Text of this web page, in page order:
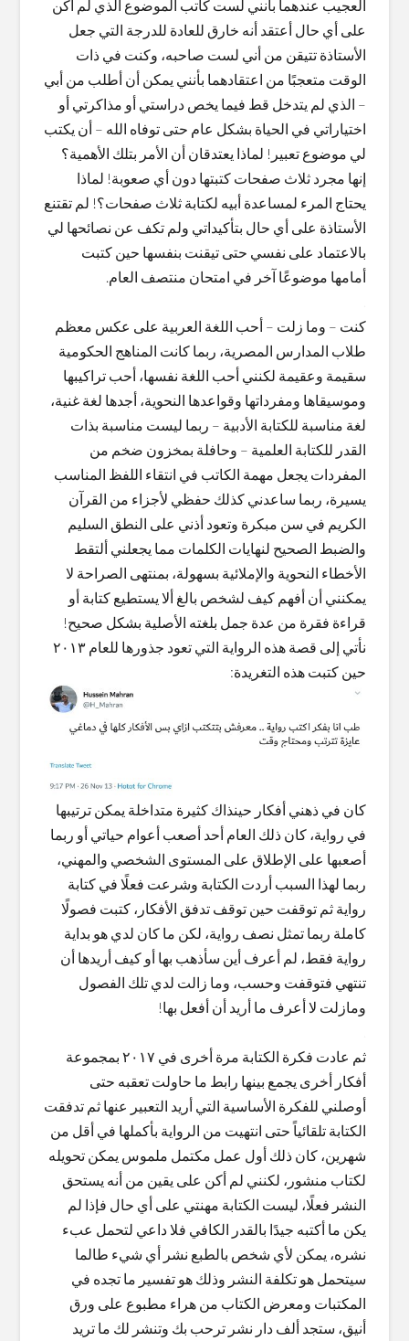
العجيب عندهما بأنني لست كاتب الموضوع الذي لم أكن
على أي حال أعتقد أنه خارق للعادة للدرجة التي جعل
الأستاذة تتيقن من أني لست صاحبه، وكنت في ذات
الوقت متعجبًا من اعتقادهما بأنني يمكن أن أطلب من أبي
– الذي لم يتدخل قط فيما يخص دراستي أو مذاكرتي أو
اختياراتي في الحياة بشكل عام حتى توفاه الله – أن يكتب
لي موضوع تعبير! لماذا يعتدقان أن الأمر بتلك الأهمية؟
إنها مجرد ثلاث صفحات كتبتها دون أي صعوبة! لماذا
يحتاج المرء لمساعدة أبيه لكتابة ثلاث صفحات؟! لم تقتنع
الأستاذة على أي حال بتأكيداتي ولم تكف عن نصائحها لي
بالاعتماد على نفسي حتى تيقنت بنفسها حين كتبت
أمامها موضوعًا آخر في امتحان منتصف العام.
كنت – وما زلت – أحب اللغة العربية على عكس معظم
طلاب المدارس المصرية، ربما كانت المناهج الحكومية
سقيمة وعقيمة لكنني أحب اللغة نفسها، أحب تراكيبها
وموسيقاها ومفرداتها وقواعدها النحوية، أجدها لغة غنية،
لغة مناسبة للكتابة الأدبية – ربما ليست مناسبة بذات
القدر للكتابة العلمية – وحافلة بمخزون ضخم من
المفردات يجعل مهمة الكاتب في انتقاء اللفظ المناسب
يسيرة، ربما ساعدني كذلك حفظي لأجزاء من القرآن
الكريم في سن مبكرة وتعود أذني على النطق السليم
والضبط الصحيح لنهايات الكلمات مما يجعلني ألتقط
الأخطاء النحوية والإملائية بسهولة، بمنتهى الصراحة لا
يمكنني أن أفهم كيف لشخص بالغ ألا يستطيع كتابة أو
قراءة فقرة من عدة جمل بلغته الأصلية بشكل صحيح!
نأتي إلى قصة هذه الرواية التي تعود جذورها للعام ٢٠١٣
حين كتبت هذه التغريدة:
كان في ذهني أفكار حينذاك كثيرة متداخلة يمكن ترتيبها
في رواية، كان ذلك العام أحد أصعب أعوام حياتي أو ربما
أصعبها على الإطلاق على المستوى الشخصي والمهني،
ربما لهذا السبب أردت الكتابة وشرعت فعلًا في كتابة
رواية ثم توقفت حين توقف تدفق الأفكار، كتبت فصولًا
كاملة ربما تمثل نصف رواية، لكن ما كان لدي هو بداية
رواية فقط، لم أعرف أين سأذهب بها أو كيف أريدها أن
تنتهي فتوقفت وحسب، وما زالت لدي تلك الفصول
ومازلت لا أعرف ما أريد أن أفعل بها!
ثم عادت فكرة الكتابة مرة أخرى في ٢٠١٧ بمجموعة
أفكار أخرى يجمع بينها رابط ما حاولت تعقبه حتى
أوصلني للفكرة الأساسية التي أريد التعبير عنها ثم تدفقت
الكتابة تلقائياً حتى انتهيت من الرواية بأكملها في أقل من
شهرين، كان ذلك أول عمل مكتمل ملموس يمكن تحويله
لكتاب منشور، لكنني لم أكن على يقين من أنه يستحق
النشر فعلًا، ليست الكتابة مهنتي على أي حال فإذا لم
يكن ما أكتبه جيدًا بالقدر الكافي فلا داعي لتحمل عبء
نشره، يمكن لأي شخص بالطبع نشر أي شيء طالما
سيتحمل هو تكلفة النشر وذلك هو تفسير ما تجده في
المكتبات ومعرض الكتاب من هراء مطبوع على ورق
أنيق، ستجد ألف دار نشر ترحب بك وتنشر لك ما تريد